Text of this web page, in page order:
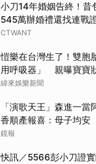
小刀14年婚姻告終！
545萬辦婚禮還找連戰
CTWANT
愷樂在台灣生了！雙胞
用呼吸器」 親曝寶寶
緯來娛樂新聞
「演歌天王」森進一
香順產報喜：母子均
閃炸
鏡報
快訊／5566彭小刀證